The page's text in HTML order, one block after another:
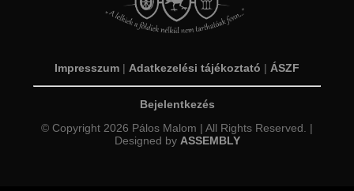
Impresszum | Adatkezelési tájékoztató | ÁSZF
Bejelentkezés
© Copyright 2026 Pálos Malom | All Rights Reserved. |
Designed by ASSEMBLY